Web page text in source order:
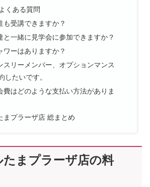
くある質問
も受講できますか？
と一緒に見学会に参加できますか？
ワーはありますか？
スリーメンバー、オプションマンス
したいです。
費はどのような支払い方法がありま
まプラーザ店 総まとめ
たまプラーザ店の料